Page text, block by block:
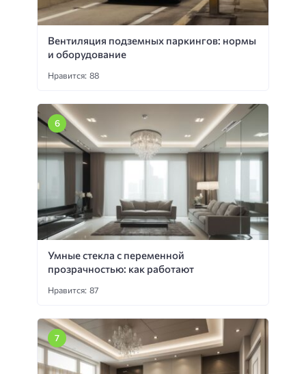
Вентиляция подземных паркингов: нормы
и оборудование
Нравится: 88
Умные стекла с переменной
прозрачностью: как работают
Нравится: 87